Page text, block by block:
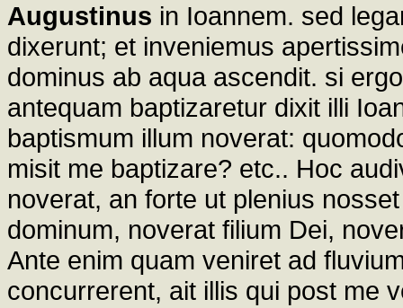
Augustinus in Ioannem. sed
dixerunt; et inveniemus
dominus ab aqua ascendit. si
antequam baptizaretur dixit illi
baptismum illum noverat:
misit me baptizare? etc.. Hoc
noverat, an forte ut plenius
dominum, noverat filium Dei,
Ante enim quam veniret ad
concurrerent, ait illis qui post me